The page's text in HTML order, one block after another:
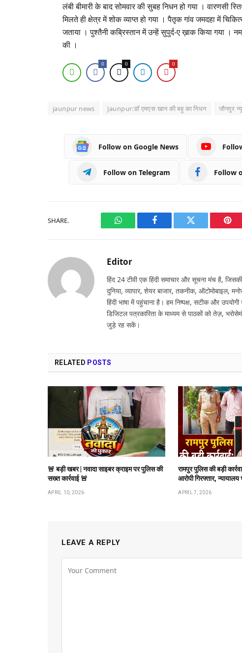
लंबी बीमारी के बाद सोमवार की सुबह निधन हो गया ।
मिलते ही क्षेत्र में शोक व्याप्त हो गया । पैतृक गांव जमदहा में
जताया । पुश्तैनी कब्रिस्तान में उन्हें सुपुर्द-ए ख़ाक किया गया ।
की ।
0 0 0
jaunpur news Jaunpur:डॉ एमएस खान की बहू का निधन जौनपुर
Follow on Google News
Follow on Telegram Follow
SHARE.
WhatsAppFacebook Twitter
Editor
हिंद 24 टीवी एक हिंदी समाचार और सूचना मंच है, जिसकी
दुनिया, व्यापार, शेयर बाजार, तकनीक, ऑटोमोबाइल,
हिंदी भाषा में पहुंचाना है। हम निष्पक्ष, सटीक और
डिजिटल पत्रकारिता के माध्यम से पाठकों को तेज़,
जुड़े रह सकें।
RELATED POSTS
🚨 बड़ी खबर | नवादा साइबर क्राइम पर पुलिस की
सख्त कार्रवाई 🚨
APRIL 10, 2026
रामपुर पुलिस की बड़ी
आरोपी गिरफ्तार, न्यायालय
APRIL 7, 2026
LEAVE A REPLY